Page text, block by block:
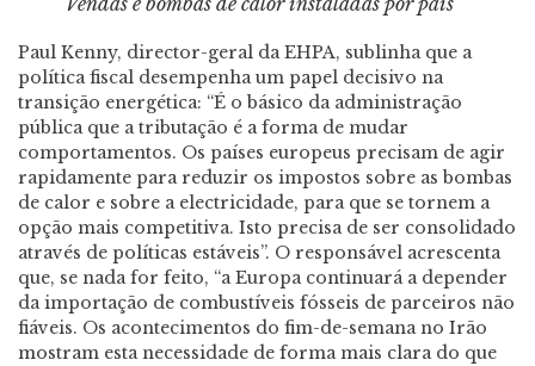
Paul Kenny, director-geral da EHPA, sublinha que a
política fiscal desempenha um papel decisivo na
transição energética: “É o básico da administração
pública que a tributação é a forma de mudar
comportamentos. Os países europeus precisam de agir
rapidamente para reduzir os impostos sobre as bombas
de calor e sobre a electricidade, para que se tornem a
opção mais competitiva. Isto precisa de ser consolidado
através de políticas estáveis”. O responsável acrescenta
que, se nada for feito, “a Europa continuará a depender
da importação de combustíveis fósseis de parceiros não
fiáveis. Os acontecimentos do fim-de-semana no Irão
mostram esta necessidade de forma mais clara do que